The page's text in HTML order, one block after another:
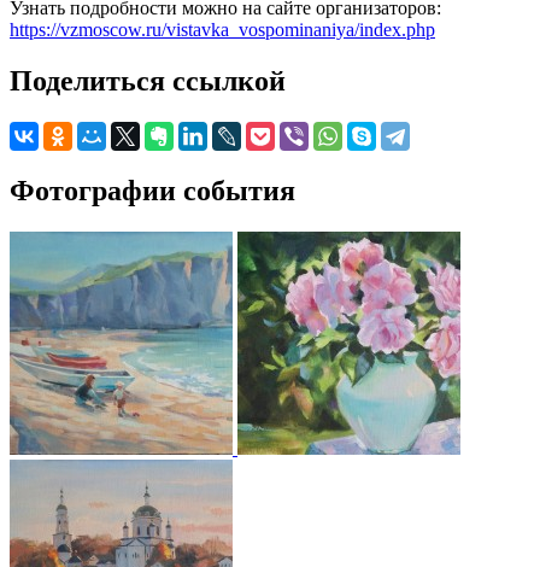
Узнать подробности можно на сайте организаторов:
https://vzmoscow.ru/vistavka_vospominaniya/index.php
Поделиться ссылкой
Фотографии события